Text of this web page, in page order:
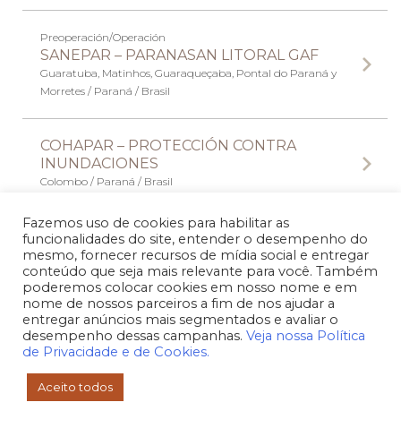
Preoperación/Operación
SANEPAR – PARANASAN LITORAL GAF
Guaratuba, Matinhos, Guaraqueçaba, Pontal do Paraná y
Morretes / Paraná / Brasil
COHAPAR – PROTECCIÓN CONTRA
INUNDACIONES
Colombo / Paraná / Brasil
DEP – P.M. PORTO ALEGRE –
CANALIZACIÓN
Porto Alegre / Rio Grande do Sul / Brasil
Alcantarillado
SANEPAR – SES PATO BRANCO
Fazemos uso de cookies para habilitar as
funcionalidades do site, entender o desempenho do
mesmo, fornecer recursos de mídia social e entregar
conteúdo que seja mais relevante para você. Também
poderemos colocar cookies em nosso nome e em
nome de nossos parceiros a fim de nos ajudar a
entregar anúncios mais segmentados e avaliar o
desempenho dessas campanhas. Veja nossa Política
de Privacidade e de Cookies.
Aceito todos